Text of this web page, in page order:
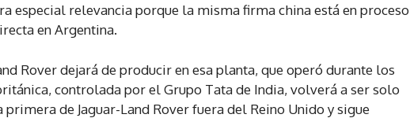
especial relevancia porque la misma firma china está en proceso
en Argentina.
Rover dejará de producir en esa planta, que operó durante los
controlada por el Grupo Tata de India, volverá a ser solo
de Jaguar-Land Rover fuera del Reino Unido y sigue